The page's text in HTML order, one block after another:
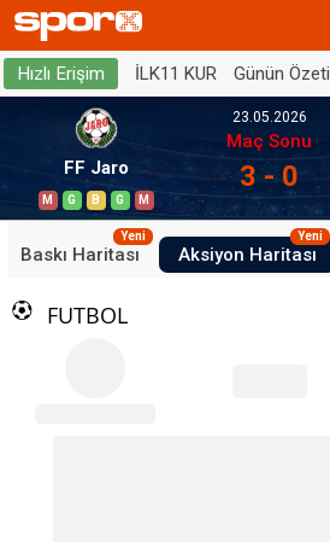
Hızlı Erişim İLK11 KUR Günün Özeti
FF Jaro
M G B G M
23.05.2026
Maç Sonu
3 - 0
Baskı Haritası
Yeni
Aksiyon Haritası
Yeni
FUTBOL